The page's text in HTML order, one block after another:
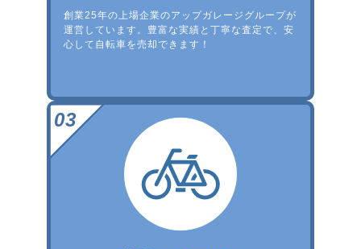
創業25年の上場企業のアップガレージグループが
運営しています。豊富な実績と丁寧な査定で、安
心して自転車を売却できます！